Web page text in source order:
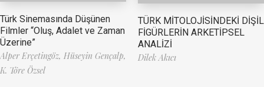
Türk Sinemasında Düşünen
Filmler “Oluş, Adalet ve Zaman
Üzerine”
Alper Erçetingöz, Hüseyin Gençalp,
K. Töre Özsel
TÜRK MİTOLOJİSİNDEKİ DİŞİL
FİGÜRLERİN ARKETİPSEL
ANALİZİ
Dilek Akıcı